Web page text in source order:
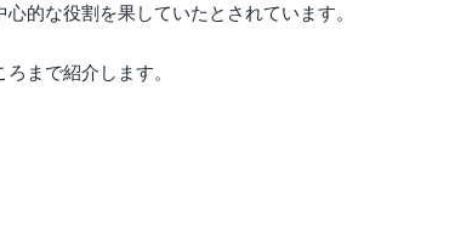
的な役割を果していたとされています。
まで紹介します。